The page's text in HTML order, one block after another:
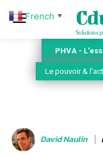
Solutions
PHVA -
Le pouvoir &
David Naulin
French ▼